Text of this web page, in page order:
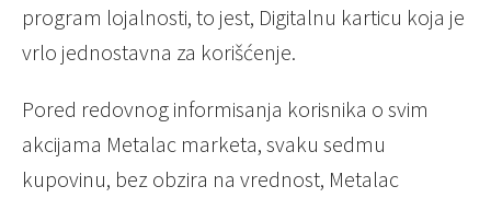
program lojalnosti, to jest, Digitalnu karticu koja je
vrlo jednostavna za korišćenje.
Pored redovnog informisanja korisnika o svim
akcijama Metalac marketa, svaku sedmu
kupovinu, bez obzira na vrednost, Metalac